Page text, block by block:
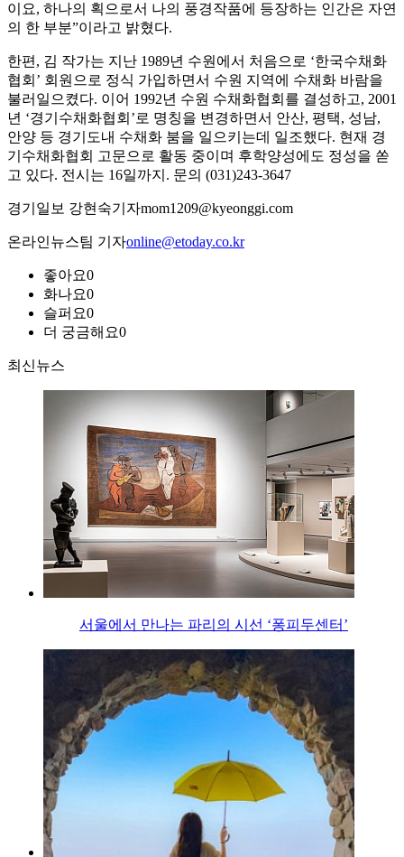
이요, 하나의 획으로서 나의 풍경작품에 등장하는 인간은 자연
의 한 부분”이라고 밝혔다.
한편, 김 작가는 지난 1989년 수원에서 처음으로 ‘한국수채화
협회’ 회원으로 정식 가입하면서 수원 지역에 수채화 바람을
불러일으켰다. 이어 1992년 수원 수채화협회를 결성하고, 2001
년 ‘경기수채화협회’로 명칭을 변경하면서 안산, 평택, 성남,
안양 등 경기도내 수채화 붐을 일으키는데 일조했다. 현재 경
기수채화협회 고문으로 활동 중이며 후학양성에도 정성을 쏟
고 있다. 전시는 16일까지. 문의 (031)243-3647
경기일보 강현숙기자mom1209@kyeonggi.com
온라인뉴스팀 기자online@etoday.co.kr
좋아요0
화나요0
슬퍼요0
더 궁금해요0
최신뉴스
서울에서 만나는 파리의 시선 ‘퐁피두센터’